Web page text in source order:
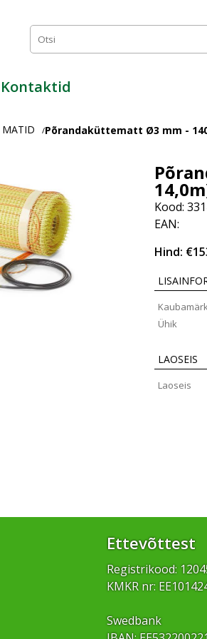
Kontaktid
MATID /Põrandaküttematt Ø3 mm - 140
Kood:
EAN:
Hind:
Ühik
LAOSEIS
Laoseis
Ettevõttest
Registrikood:
KMKR nr:
Swedbank